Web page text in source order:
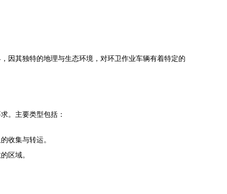
因其独特的地理与生态环境，对环卫作业车辆有着特定的
。主要类型包括：
收集与转运。
区域。